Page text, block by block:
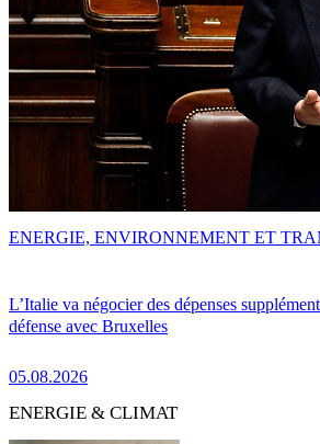
L’Italie va négocier des dépenses
défense avec Bruxelles
05.08.2026
ENERGIE, ENVIRONNEMENT ET
ENERGIE & CLIMAT